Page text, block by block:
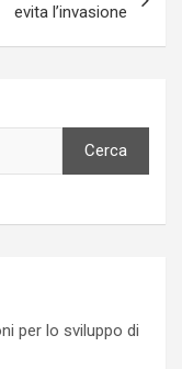
evita l’invasione
Cerca
per lo sviluppo di